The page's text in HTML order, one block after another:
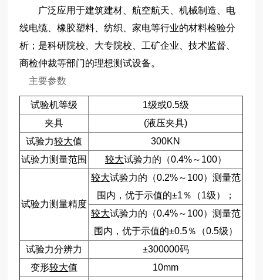
广泛应用于建筑建材、航空航天、机械制造、电
线电缆、橡胶塑料、纺织、家电等行业的材料检验分
析；是科研院校、大专院校、工矿企业、技术监督、
商检仲裁等部门的理想测试设备。
主要参数
试验机等级
1级或0.5级
夹具
(液压夹具)
试验力较大值
300KN
试验力测量范围
较大试验力的（0.4%～100）
试验力测量精度
较大试验力的（0.2%～100）测量范
围内，优于示值的±1％（1级）；
较大试验力的（0.4%～100）测量范
围内，优于示值的±0.5％（0.5级）
试验力分辨力
±300000码
变形较大值 10mm